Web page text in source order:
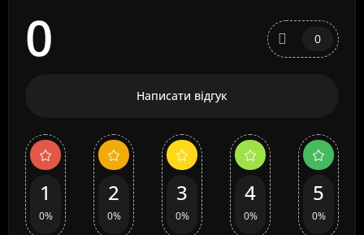
0 0
Написати відгук
1
0%
2
0%
3
0%
4
0%
5
0%